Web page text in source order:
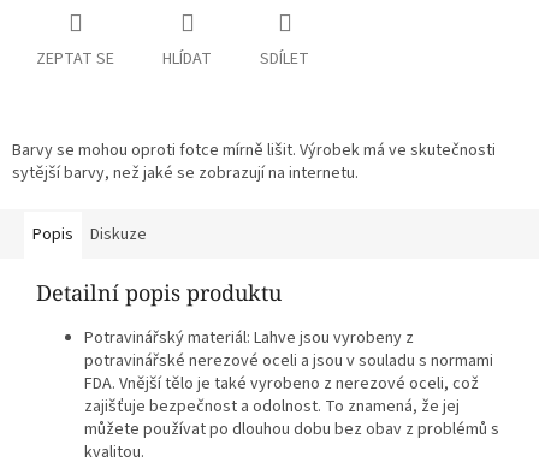
ZEPTAT SE HLÍDAT SDÍLET
Barvy se mohou oproti fotce mírně lišit. Výrobek má ve skutečnosti
sytější barvy, než jaké se zobrazují na internetu.
Popis Diskuze
Detailní popis produktu
Potravinářský materiál: Lahve jsou vyrobeny z
potravinářské nerezové oceli a jsou v souladu s normami
FDA. Vnější tělo je také vyrobeno z nerezové oceli, což
zajišťuje bezpečnost a odolnost. To znamená, že jej
můžete používat po dlouhou dobu bez obav z problémů s
kvalitou.